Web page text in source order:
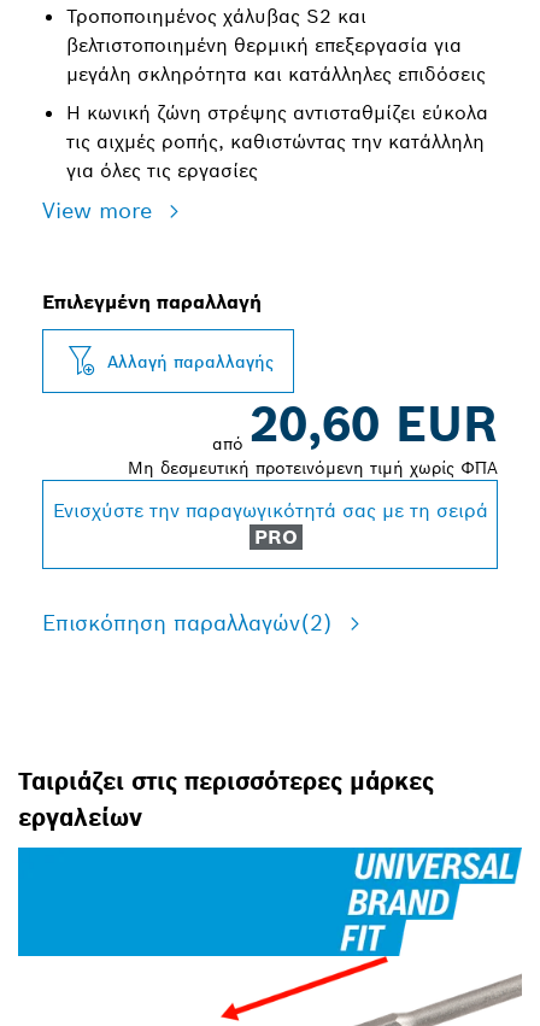
Τροποποιημένος χάλυβας S2 και
βελτιστοποιημένη θερμική επεξεργασία για
μεγάλη σκληρότητα και κατάλληλες επιδόσεις
Η κωνική ζώνη στρέψης αντισταθμίζει εύκολα
τις αιχμές ροπής, καθιστώντας την κατάλληλη
για όλες τις εργασίες
View more
Επιλεγμένη παραλλαγή
Αλλαγή παραλλαγής
από 20,60 EUR
Μη δεσμευτική προτεινόμενη τιμή χωρίς ΦΠΑ
Ενισχύστε την παραγωγικότητά σας με τη σειρά
PRO
Επισκόπηση παραλλαγών(2)
Ταιριάζει στις περισσότερες μάρκες
εργαλείων